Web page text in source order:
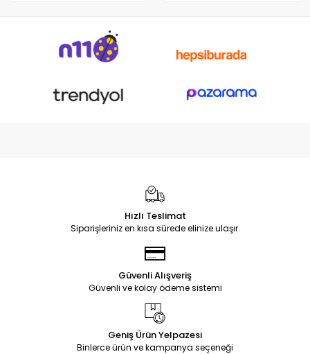
Hızlı Teslimat
Siparişleriniz en kısa sürede elinize ulaşır.
Güvenli Alışveriş
Güvenli ve kolay ödeme sistemi
Geniş Ürün Yelpazesi
Binlerce ürün ve kampanya seçeneği